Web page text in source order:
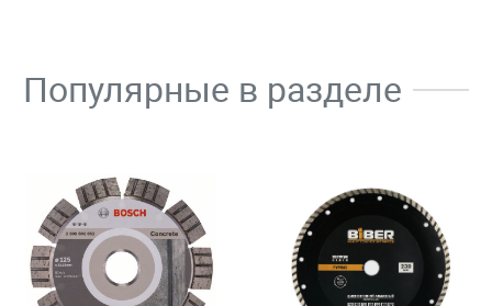
Популярные в разделе